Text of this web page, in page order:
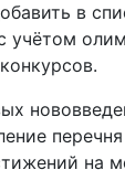
в
учётом
перечня
на